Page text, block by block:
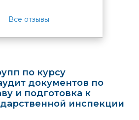
Все отзывы
по курсу
документов по
и подготовка к
инспекции